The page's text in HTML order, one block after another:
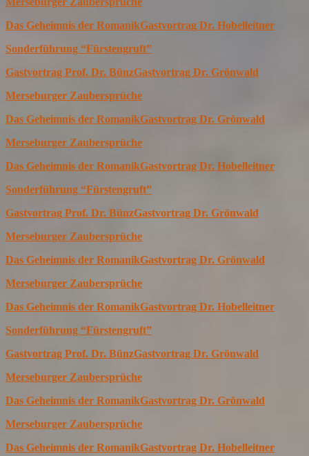
Das Geheimnis der RomanikGastvortrag Dr. Hobelleitner
Sonderführung “Fürstengruft”
Gastvortrag Prof. Dr. BünzGastvortrag Dr. Grönwald
Merseburger Zaubersprüche
Das Geheimnis der RomanikGastvortrag Dr. Grönwald
Merseburger Zaubersprüche
Das Geheimnis der RomanikGastvortrag Dr. Hobelleitner
Sonderführung “Fürstengruft”
Gastvortrag Prof. Dr. BünzGastvortrag Dr. Grönwald
Merseburger Zaubersprüche
Das Geheimnis der RomanikGastvortrag Dr. Grönwald
Merseburger Zaubersprüche
Das Geheimnis der RomanikGastvortrag Dr. Hobelleitner
Sonderführung “Fürstengruft”
Gastvortrag Prof. Dr. BünzGastvortrag Dr. Grönwald
Merseburger Zaubersprüche
Das Geheimnis der RomanikGastvortrag Dr. Grönwald
Merseburger Zaubersprüche
Das Geheimnis der RomanikGastvortrag Dr. Hobelleitner